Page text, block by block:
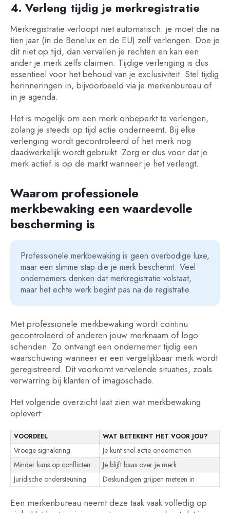
4. Verleng tijdig je merkregistratie
Merkregistratie verloopt niet automatisch: je moet die na
tien jaar (in de Benelux en de EU) zelf verlengen. Doe je
dit niet op tijd, dan vervallen je rechten en kan een
ander je merk zelfs claimen. Tijdige verlenging is dus
essentieel voor het behoud van je exclusiviteit. Stel tijdig
herinneringen in, bijvoorbeeld via je merkenbureau of
in je agenda.
Het is mogelijk om een merk onbeperkt te verlengen,
zolang je steeds op tijd actie onderneemt. Bij elke
verlenging wordt gecontroleerd of het merk nog
daadwerkelijk wordt gebruikt. Zorg er dus voor dat je
merk actief is op de markt wanneer je het verlengt.
Waarom professionele
merkbewaking een waardevolle
bescherming is
Professionele merkbewaking is geen overbodige luxe,
maar een slimme stap die je merk beschermt. Veel
ondernemers denken dat merkregistratie volstaat,
maar het echte werk begint pas na de registratie.
Met professionele merkbewaking wordt continu
gecontroleerd of anderen jouw merknaam of logo
schenden. Zo ontvangt een ondernemer tijdig een
waarschuwing wanneer er een vergelijkbaar merk wordt
geregistreerd. Dit voorkomt vervelende situaties, zoals
verwarring bij klanten of imagoschade.
Het volgende overzicht laat zien wat merkbewaking
oplevert:
VOORDEEL WAT BETEKENT HET VOOR JOU?
Vroege signalering
Je kunt snel actie ondernemen
Minder kans op conflicten
Je blijft baas over je merk
Juridische ondersteuning
Deskundigen grijpen meteen in
Een merkenbureau neemt deze taak vaak volledig op